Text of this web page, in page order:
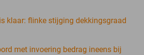
klaar: flinke stijging dekkingsgraad
met invoering bedrag ineens bij